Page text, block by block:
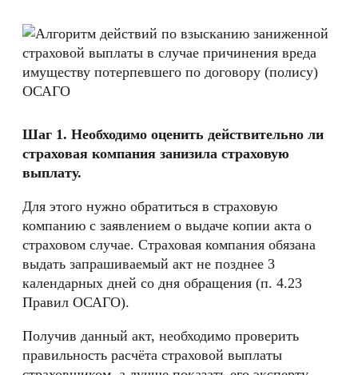
Шаг 1. Необходимо оценить действительно ли
страховая компания занизила страховую
выплату.
Для этого нужно обратиться в страховую
компанию с заявлением о выдаче копии акта о
страховом случае. Страховая компания обязана
выдать запрашиваемый акт не позднее 3
календарных дней со дня обращения (п. 4.23
Правил ОСАГО).
Получив данный акт, необходимо проверить
правильность расчёта страховой выплаты